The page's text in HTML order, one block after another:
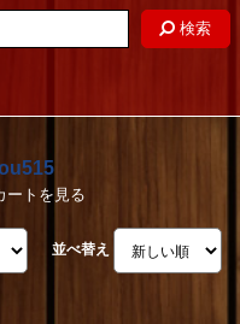
検索
ートを見る
並べ替え